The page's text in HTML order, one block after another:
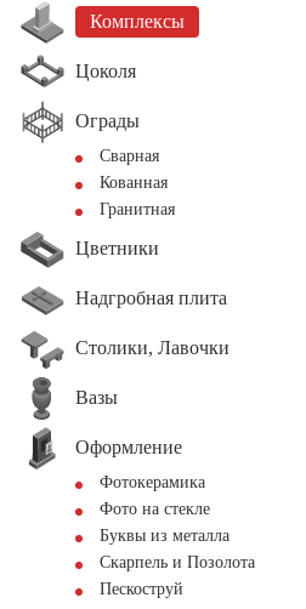
Комплексы
Цоколя
Ограды
Сварная
Кованная
Гранитная
Цветники
Надгробная плита
Столики, Лавочки
Вазы
Оформление
Фотокерамика
Фото на стекле
Буквы из металла
Скарпель и Позолота
Пескоструй